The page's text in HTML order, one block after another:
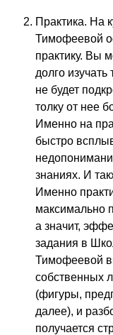
Практика. На
Тимофеевой
практику. Вы
долго
не будет
толку от нее
Именно на
быстро
знаниях. И
Именно
максимально
а значит,
задания в
Тимофеевой
собственных
(фигуры,
далее), и
получается